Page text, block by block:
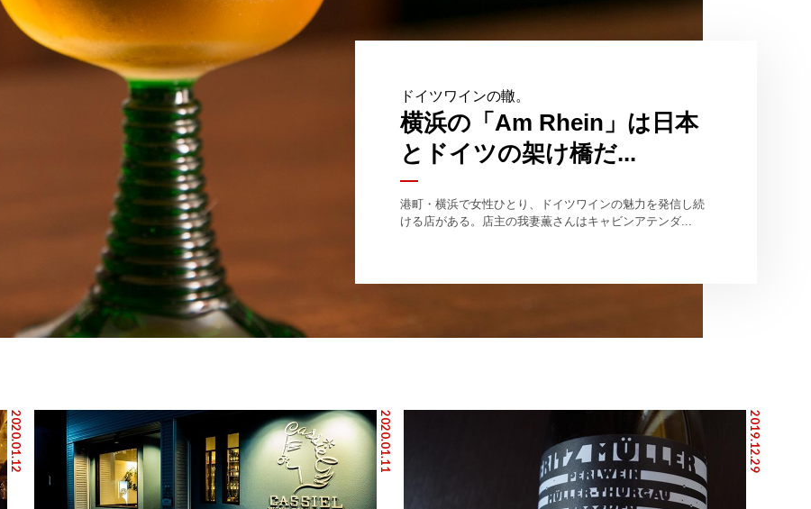
ドイツワインの轍。
横浜の「Am Rhein」は日本
とドイツの架け橋だ...
港町・横浜で女性ひとり、ドイツワインの魅力を発信し続
ける店がある。店主の我妻薫さんはキャビンアテンダ...
2020.01.12 2020.01.11 2019.12.29